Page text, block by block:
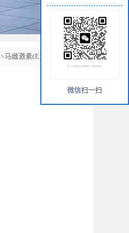
>马雌激素(E)ELISA试剂盒
微信扫一扫